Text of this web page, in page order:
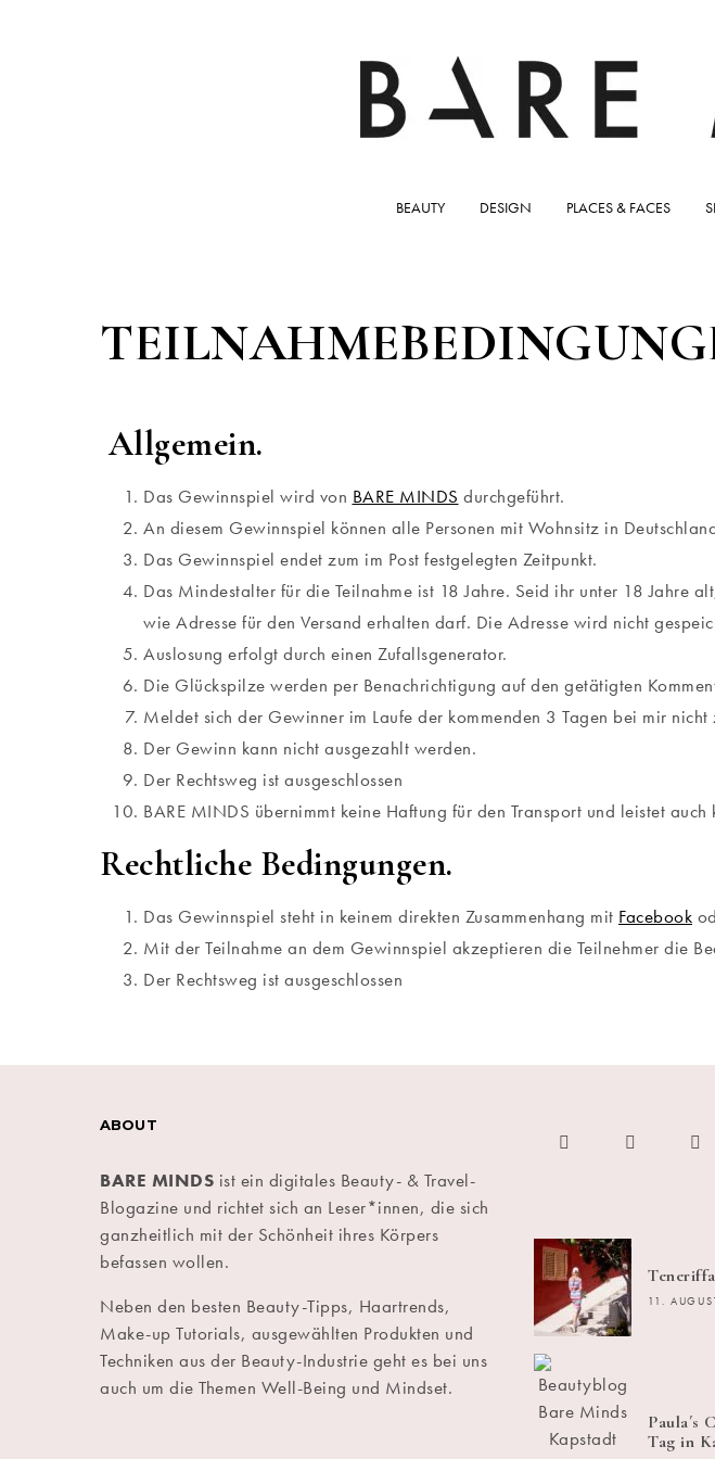
BEAUTY DESIGN PLACES & FACES
Allgemein.
Das Gewinnspiel wird von BARE MINDS durchgeführt.
An diesem Gewinnspiel können alle Personen mit Wohnsitz in
Das Gewinnspiel endet zum im Post festgelegten Zeitpunkt.
Das Mindestalter für die Teilnahme ist 18 Jahre. Seid ihr unter 18 Jahre
wie Adresse für den Versand erhalten darf. Die Adresse wird nicht
Auslosung erfolgt durch einen Zufallsgenerator.
Die Glückspilze werden per Benachrichtigung auf den getätigten
Meldet sich der Gewinner im Laufe der kommenden 3 Tagen bei mir
Der Gewinn kann nicht ausgezahlt werden.
Der Rechtsweg ist ausgeschlossen
BARE MINDS übernimmt keine Haftung für den Transport und leistet
Rechtliche Bedingungen.
Das Gewinnspiel steht in keinem direkten Zusammenhang mit Facebook
Mit der Teilnahme an dem Gewinnspiel akzeptieren die Teilnehmer die
Der Rechtsweg ist ausgeschlossen
ABOUT
BARE MINDS ist ein digitales Beauty- & Travel-
Blogazine und richtet sich an Leser*innen, die sich
ganzheitlich mit der Schönheit ihres Körpers
befassen wollen.
Neben den besten Beauty-Tipps, Haartrends,
Make-up Tutorials, ausgewählten Produkten und
Techniken aus der Beauty-Industrie geht es bei uns
auch um die Themen Well-Being und Mindset.
11.
Paula´s
Tag in